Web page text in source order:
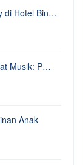
di Hotel Bin…
Musik: P…
Anak